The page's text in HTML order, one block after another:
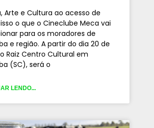
Arte e Cultura ao acesso de
o que o Cineclube Meca vai
para os moradores de
e região. A partir do dia 20 de
Raiz Centro Cultural em
(SC), será o
LENDO...